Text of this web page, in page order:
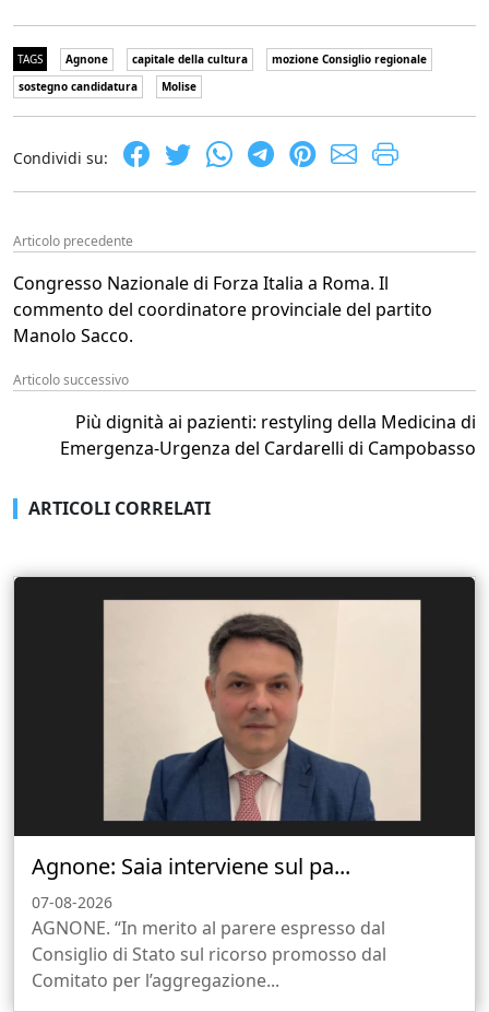
TAGS Agnone capitale della cultura
mozione Consiglio regionale
sostegno candidatura
Molise
Condividi su:
Articolo precedente
Congresso Nazionale di Forza Italia a Roma. Il
commento del coordinatore provinciale del partito
Manolo Sacco.
Articolo successivo
Più dignità ai pazienti: restyling della Medicina di
Emergenza-Urgenza del Cardarelli di Campobasso
ARTICOLI CORRELATI
Agnone: Saia interviene sul pa...
07-08-2026
AGNONE. “In merito al parere espresso dal
Consiglio di Stato sul ricorso promosso dal
Comitato per l’aggregazione...